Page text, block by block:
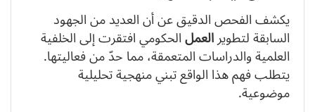
يكشف الفحص الدقيق عن أن العديد من الجهود
السابقة لتطويرالعملالحكومي افتقرت إلى الخلفية
العلمية والدراسات المتعمقة، مما حدّ من فعاليتها.
يتطلب فهم هذا الواقع تبني منهجية تحليلية
موضوعية.